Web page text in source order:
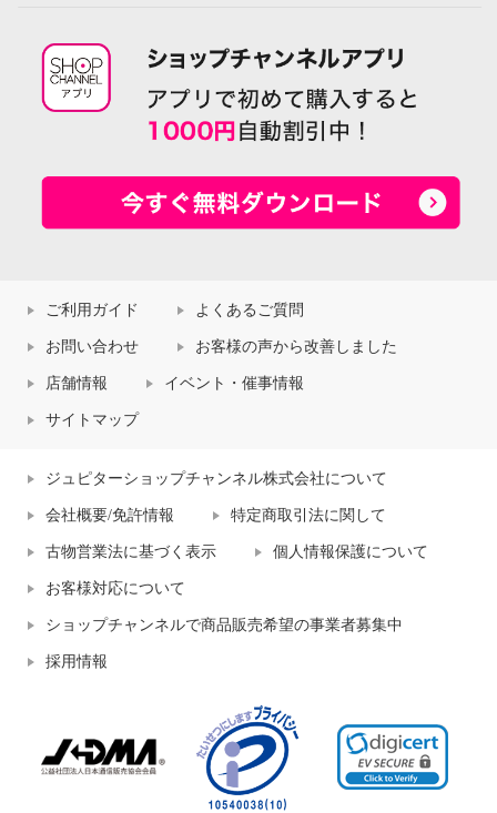
ご利用ガイド よくあるご質問
お問い合わせ お客様の声から改善しました
店舗情報 イベント・催事情報
サイトマップ
ジュピターショップチャンネル株式会社について
会社概要/免許情報 特定商取引法に関して
古物営業法に基づく表示 個人情報保護について
お客様対応について
ショップチャンネルで商品販売希望の事業者募集中
採用情報